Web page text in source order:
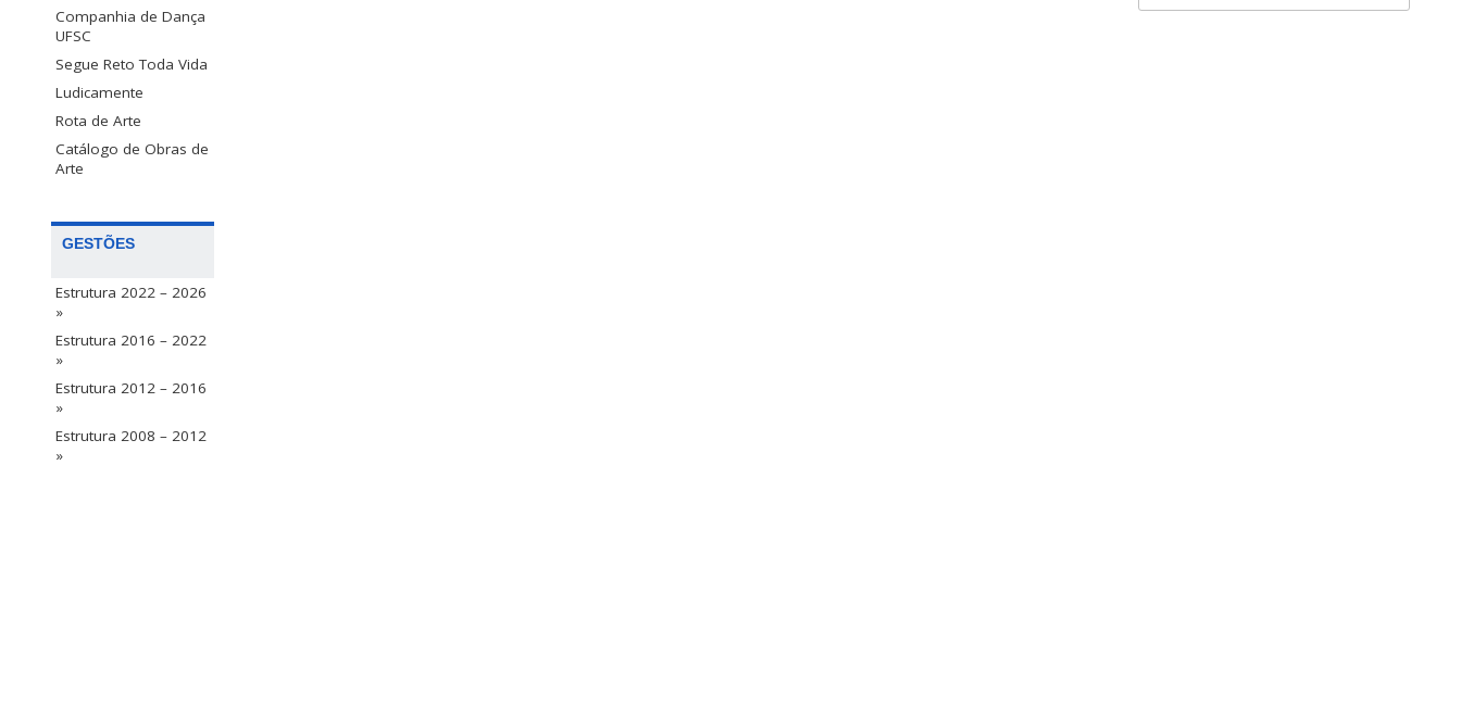
Companhia de Dança
UFSC
Segue Reto Toda Vida
Ludicamente
Rota de Arte
Catálogo de Obras de
Arte
GESTÕES
Estrutura 2022 – 2026
»
Estrutura 2016 – 2022
»
Estrutura 2012 – 2016
»
Estrutura 2008 – 2012
»